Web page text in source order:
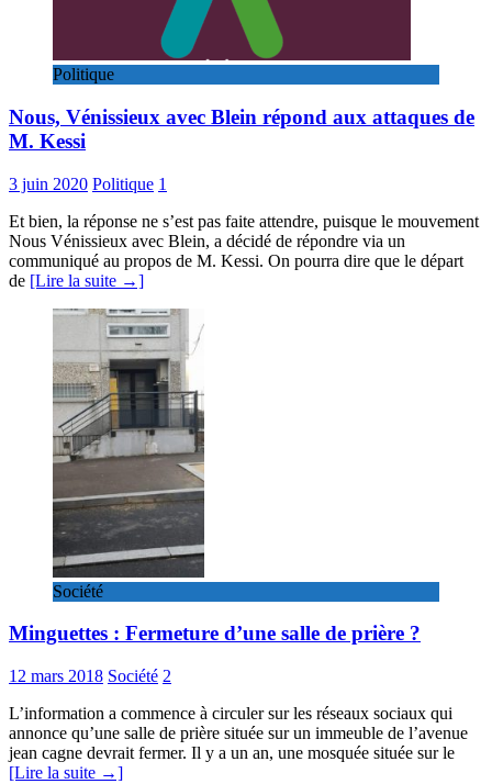
Politique
Nous, Vénissieux avec Blein répond aux attaques de
M. Kessi
3 juin 2020 Politique 1
Et bien, la réponse ne s’est pas faite attendre, puisque le mouvement
Nous Vénissieux avec Blein, a décidé de répondre via un
communiqué au propos de M. Kessi. On pourra dire que le départ
de [Lire la suite →]
Société
Minguettes : Fermeture d’une salle de prière ?
12 mars 2018 Société 2
L’information a commence à circuler sur les réseaux sociaux qui
annonce qu’une salle de prière située sur un immeuble de l’avenue
jean cagne devrait fermer. Il y a un an, une mosquée située sur le
[Lire la suite →]